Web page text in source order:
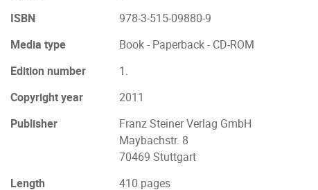
ISBN
978-3-515-09880-9
Media type
Book - Paperback - CD-ROM
Edition number
1.
Copyright year
2011
Publisher
Franz Steiner Verlag GmbH
Maybachstr. 8
70469 Stuttgart
Length
410 pages